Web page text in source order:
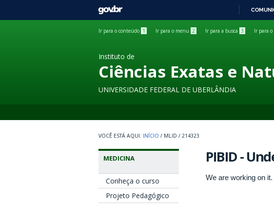
GOVBR
Ir para o conteúdo 1 Ir para o menu 2 Ir para a busca 3 Ir para o
Instituto de
Ciências Exatas e
UNIVERSIDADE FEDERAL DE UBERLÂNDIA
INÍCIO / MLID / 214323
MEDICINA
Conheça o curso
Projeto Pedagógico
PIBID -
We are working on it.